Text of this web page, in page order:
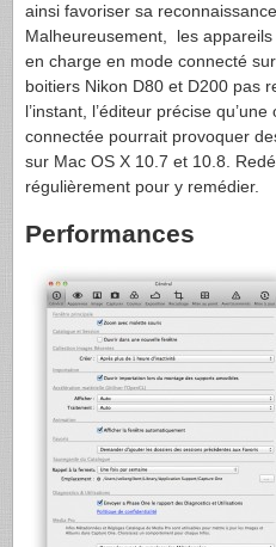
ainsi favoriser sa
Malheureusement, les
en charge en mode connecté
boitiers Nikon D80 et D200 pas
l’instant, l’éditeur précise
connectée pourrait provoquer
sur Mac OS X 10.7 et 10.8.
régulièrement pour y remédier.
Performances